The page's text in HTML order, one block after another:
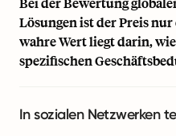
Lösungen ist der Preis
wahre Wert liegt darin,
spezifischen
In sozialen Netzwerken